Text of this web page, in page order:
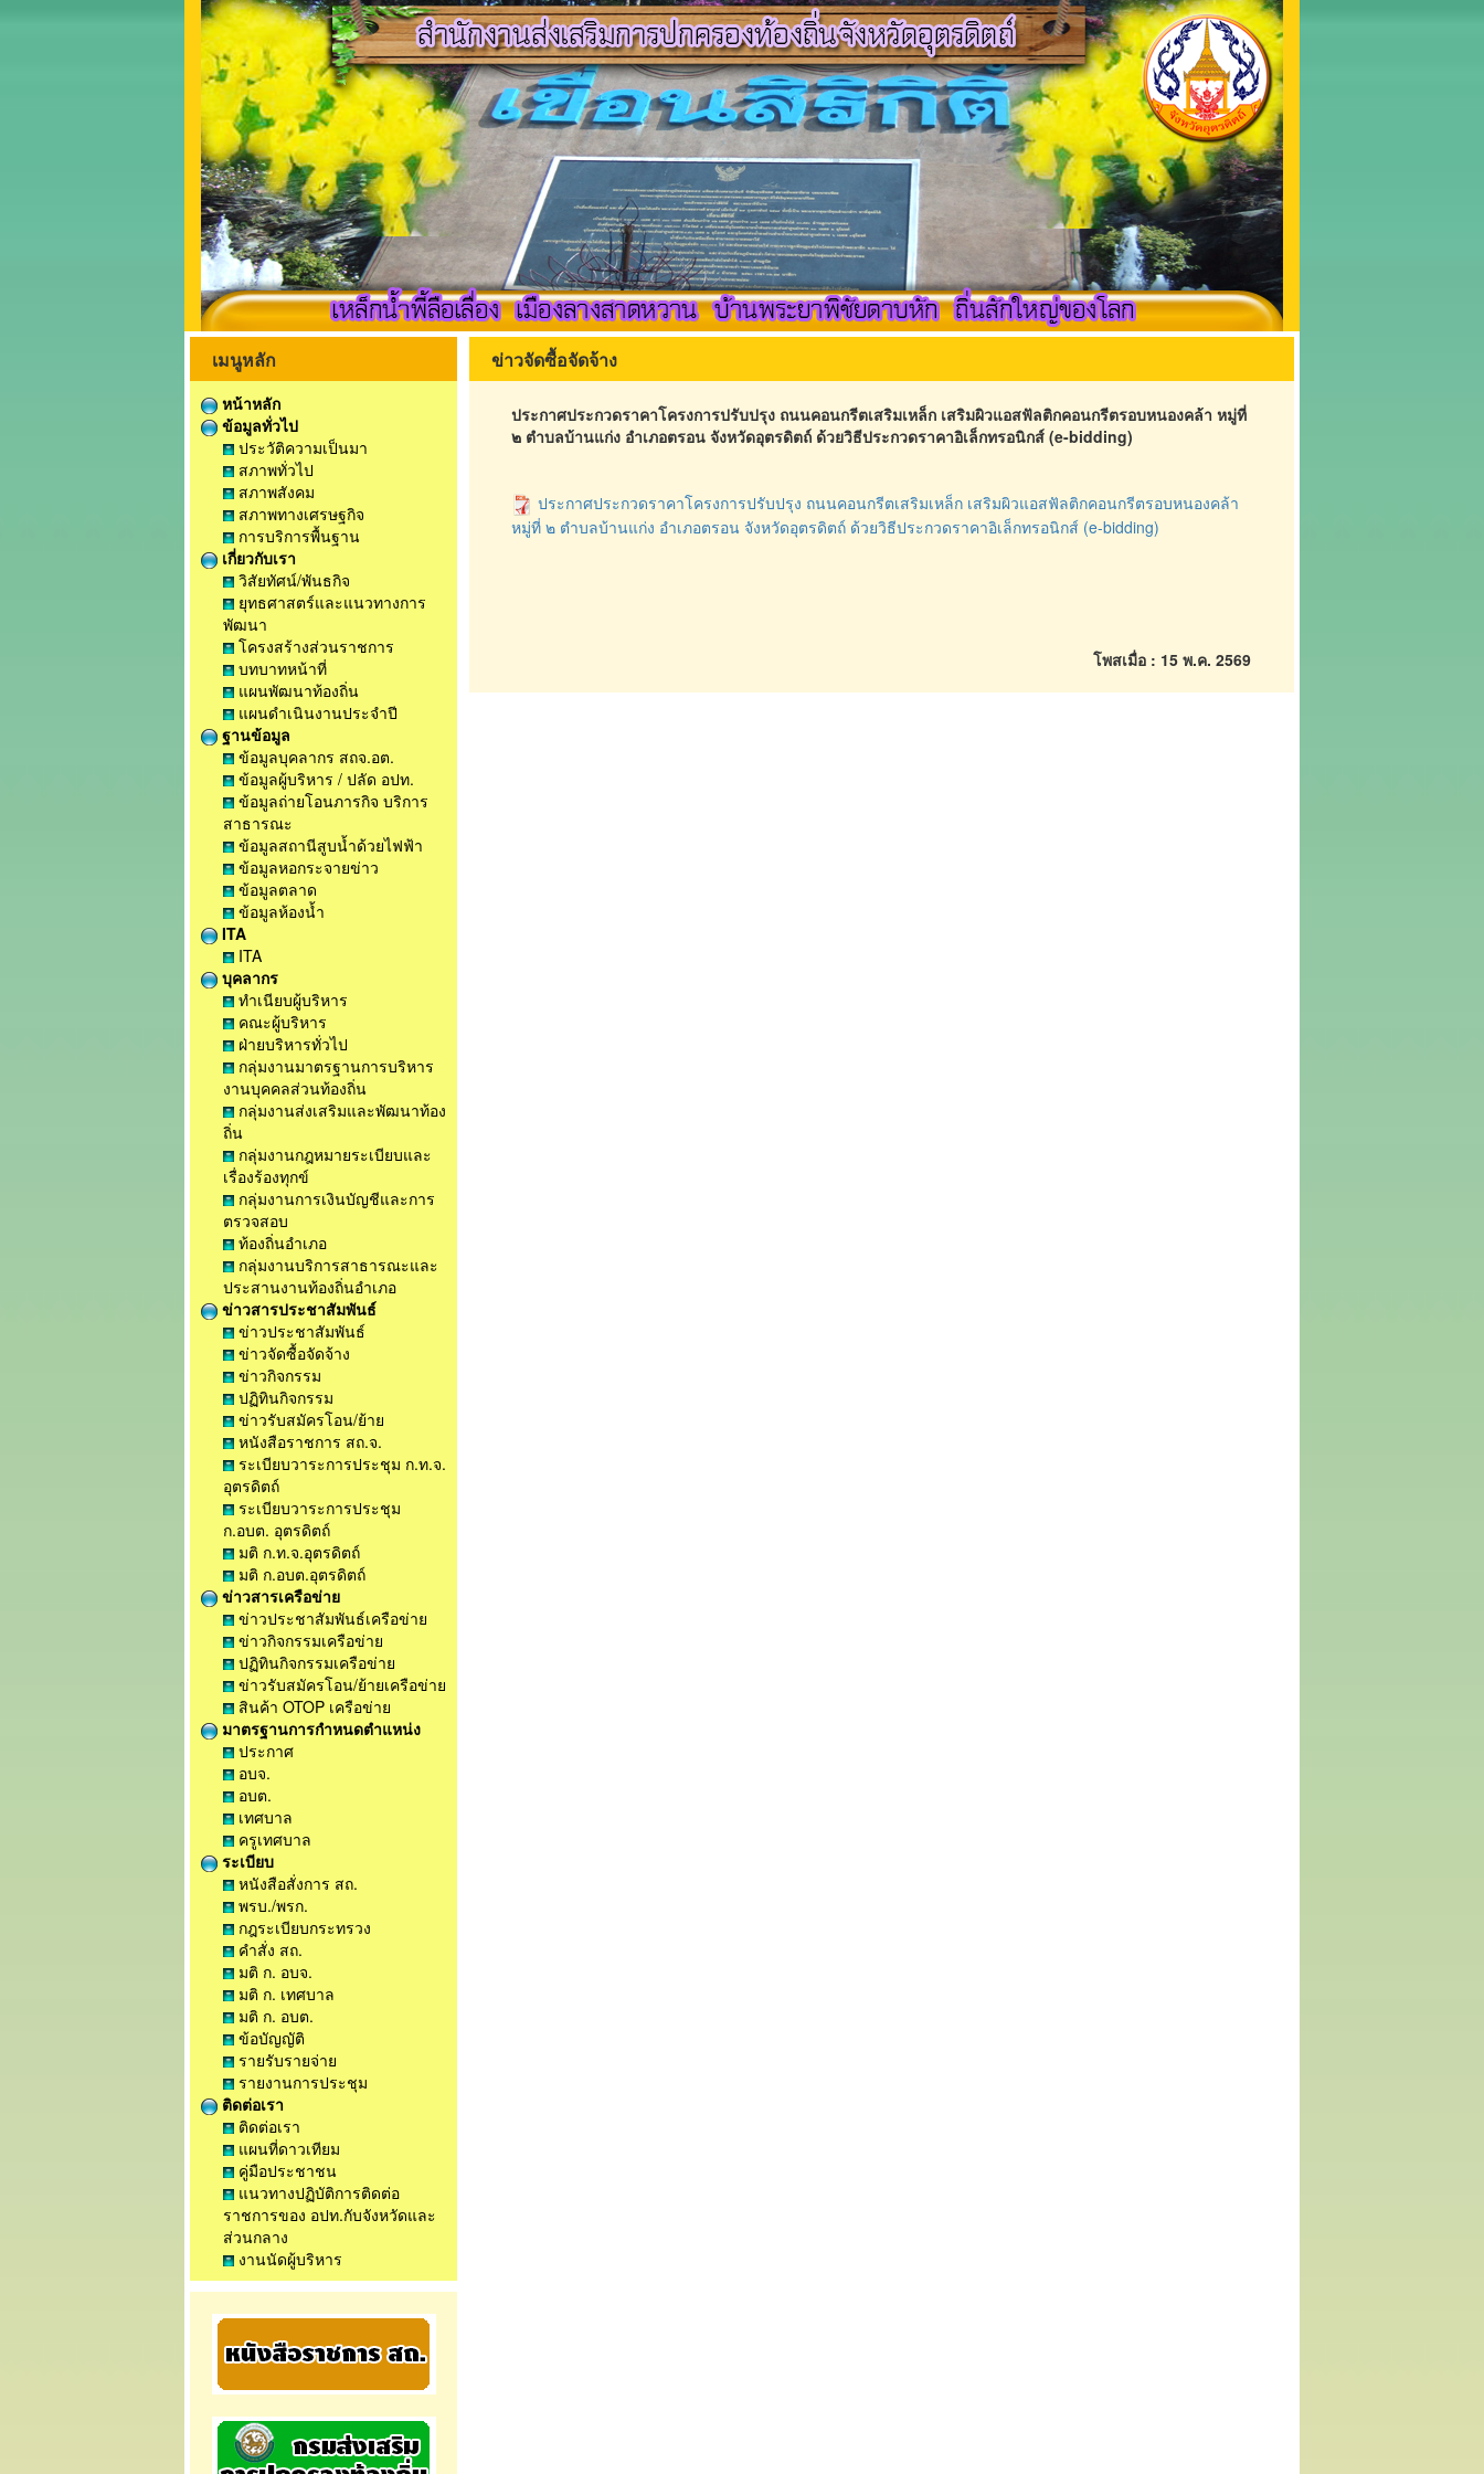
เมนูหลัก
หน้าหลัก
ข้อมูลทั่วไป
ประวัติความเป็นมา
สภาพทั่วไป
สภาพสังคม
สภาพทางเศรษฐกิจ
การบริการพื้นฐาน
เกี่ยวกับเรา
วิสัยทัศน์/พันธกิจ
ยุทธศาสตร์และแนวทางการ
พัฒนา
โครงสร้างส่วนราชการ
บทบาทหน้าที่
แผนพัฒนาท้องถิ่น
แผนดำเนินงานประจำปี
ฐานข้อมูล
ข้อมูลบุคลากร สถจ.อต.
ข้อมูลผู้บริหาร / ปลัด อปท.
ข้อมูลถ่ายโอนภารกิจ บริการ
สาธารณะ
ข้อมูลสถานีสูบน้ำด้วยไฟฟ้า
ข้อมูลหอกระจายข่าว
ข้อมูลตลาด
ข้อมูลห้องน้ำ
ITA
ITA
บุคลากร
ทำเนียบผู้บริหาร
คณะผู้บริหาร
ฝ่ายบริหารทั่วไป
กลุ่มงานมาตรฐานการบริหาร
งานบุคคลส่วนท้องถิ่น
กลุ่มงานส่งเสริมและพัฒนาท้อง
ถิ่น
กลุ่มงานกฎหมายระเบียบและ
เรื่องร้องทุกข์
กลุ่มงานการเงินบัญชีและการ
ตรวจสอบ
ท้องถิ่นอำเภอ
กลุ่มงานบริการสาธารณะและ
ประสานงานท้องถิ่นอำเภอ
ข่าวสารประชาสัมพันธ์
ข่าวประชาสัมพันธ์
ข่าวจัดซื้อจัดจ้าง
ข่าวกิจกรรม
ปฏิทินกิจกรรม
ข่าวรับสมัครโอน/ย้าย
หนังสือราชการ สถ.จ.
ระเบียบวาระการประชุม ก.ท.จ.
อุตรดิตถ์
ระเบียบวาระการประชุม
ก.อบต. อุตรดิตถ์
มติ ก.ท.จ.อุตรดิตถ์
มติ ก.อบต.อุตรดิตถ์
ข่าวสารเครือข่าย
ข่าวประชาสัมพันธ์เครือข่าย
ข่าวกิจกรรมเครือข่าย
ปฏิทินกิจกรรมเครือข่าย
ข่าวรับสมัครโอน/ย้ายเครือข่าย
สินค้า OTOP เครือข่าย
มาตรฐานการกำหนดตำแหน่ง
ประกาศ
อบจ.
อบต.
เทศบาล
ครูเทศบาล
ระเบียบ
หนังสือสั่งการ สถ.
พรบ./พรก.
กฎระเบียบกระทรวง
คำสั่ง สถ.
มติ ก. อบจ.
มติ ก. เทศบาล
มติ ก. อบต.
ข้อบัญญัติ
รายรับรายจ่าย
รายงานการประชุม
ติดต่อเรา
ติดต่อเรา
แผนที่ดาวเทียม
คู่มือประชาชน
แนวทางปฏิบัติการติดต่อ
ราชการของ อปท.กับจังหวัดและ
ส่วนกลาง
งานนัดผู้บริหาร
ข่าวจัดซื้อจัดจ้าง
ประกาศประกวดราคาโครงการปรับปรุง ถนนคอนกรีตเสริมเหล็ก เสริมผิวแอสฟัลติกคอนกรีตรอบหนองคล้า หมู่ที่
๒ ตำบลบ้านแก่ง อำเภอตรอน จังหวัดอุตรดิตถ์ ด้วยวิธีประกวดราคาอิเล็กทรอนิกส์ (e-bidding)
ประกาศประกวดราคาโครงการปรับปรุง ถนนคอนกรีตเสริมเหล็ก เสริมผิวแอสฟัลติกคอนกรีตรอบหนองคล้า
หมู่ที่ ๒ ตำบลบ้านแก่ง อำเภอตรอน จังหวัดอุตรดิตถ์ ด้วยวิธีประกวดราคาอิเล็กทรอนิกส์ (e-bidding)
โพสเมื่อ : 15 พ.ค. 2569